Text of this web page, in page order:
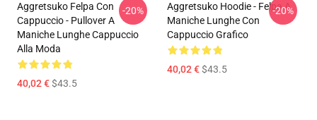
Aggretsuko Felpa Con
Cappuccio - Pullover A
Maniche Lunghe Cappuccio
Alla Moda
40,02 €$43.5
-20%
Aggretsuko Hoodie - Felpa A
Maniche Lunghe Con
Cappuccio Grafico
40,02 €$43.5
-20%